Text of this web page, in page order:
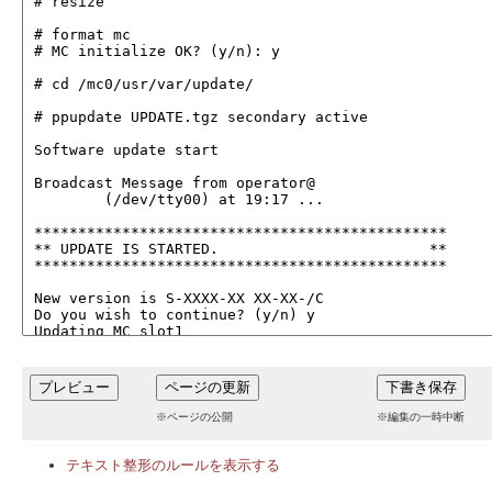
※ページの公開 ※編集の一時中断
テキスト整形のルールを表示する